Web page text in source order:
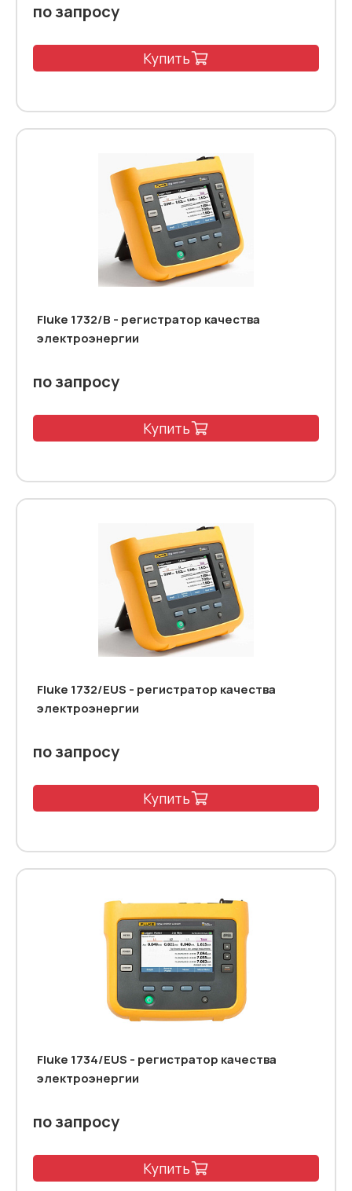
по запросу
Купить
Fluke 1732/B - регистратор качества
электроэнергии
по запросу
Купить
Fluke 1732/EUS - регистратор качества
электроэнергии
по запросу
Купить
Fluke 1734/EUS - регистратор качества
электроэнергии
по запросу
Купить